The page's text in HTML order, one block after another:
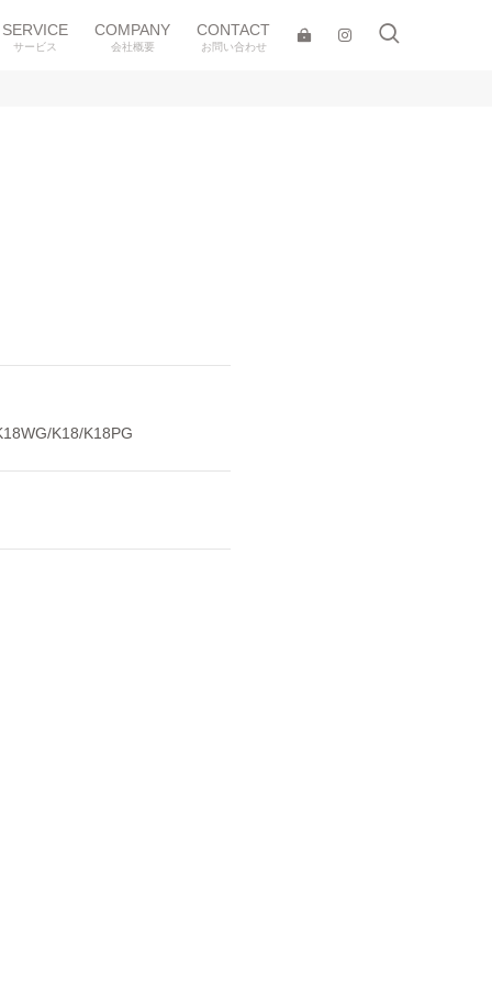
SERVICE
サービス
COMPANY
会社概要
CONTACT
お問い合わせ
K18/K18PG